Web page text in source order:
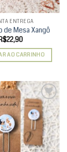
ENTREGA
de Mesa Xangô
22,90
AO CARRINHO
Add to
wishlist